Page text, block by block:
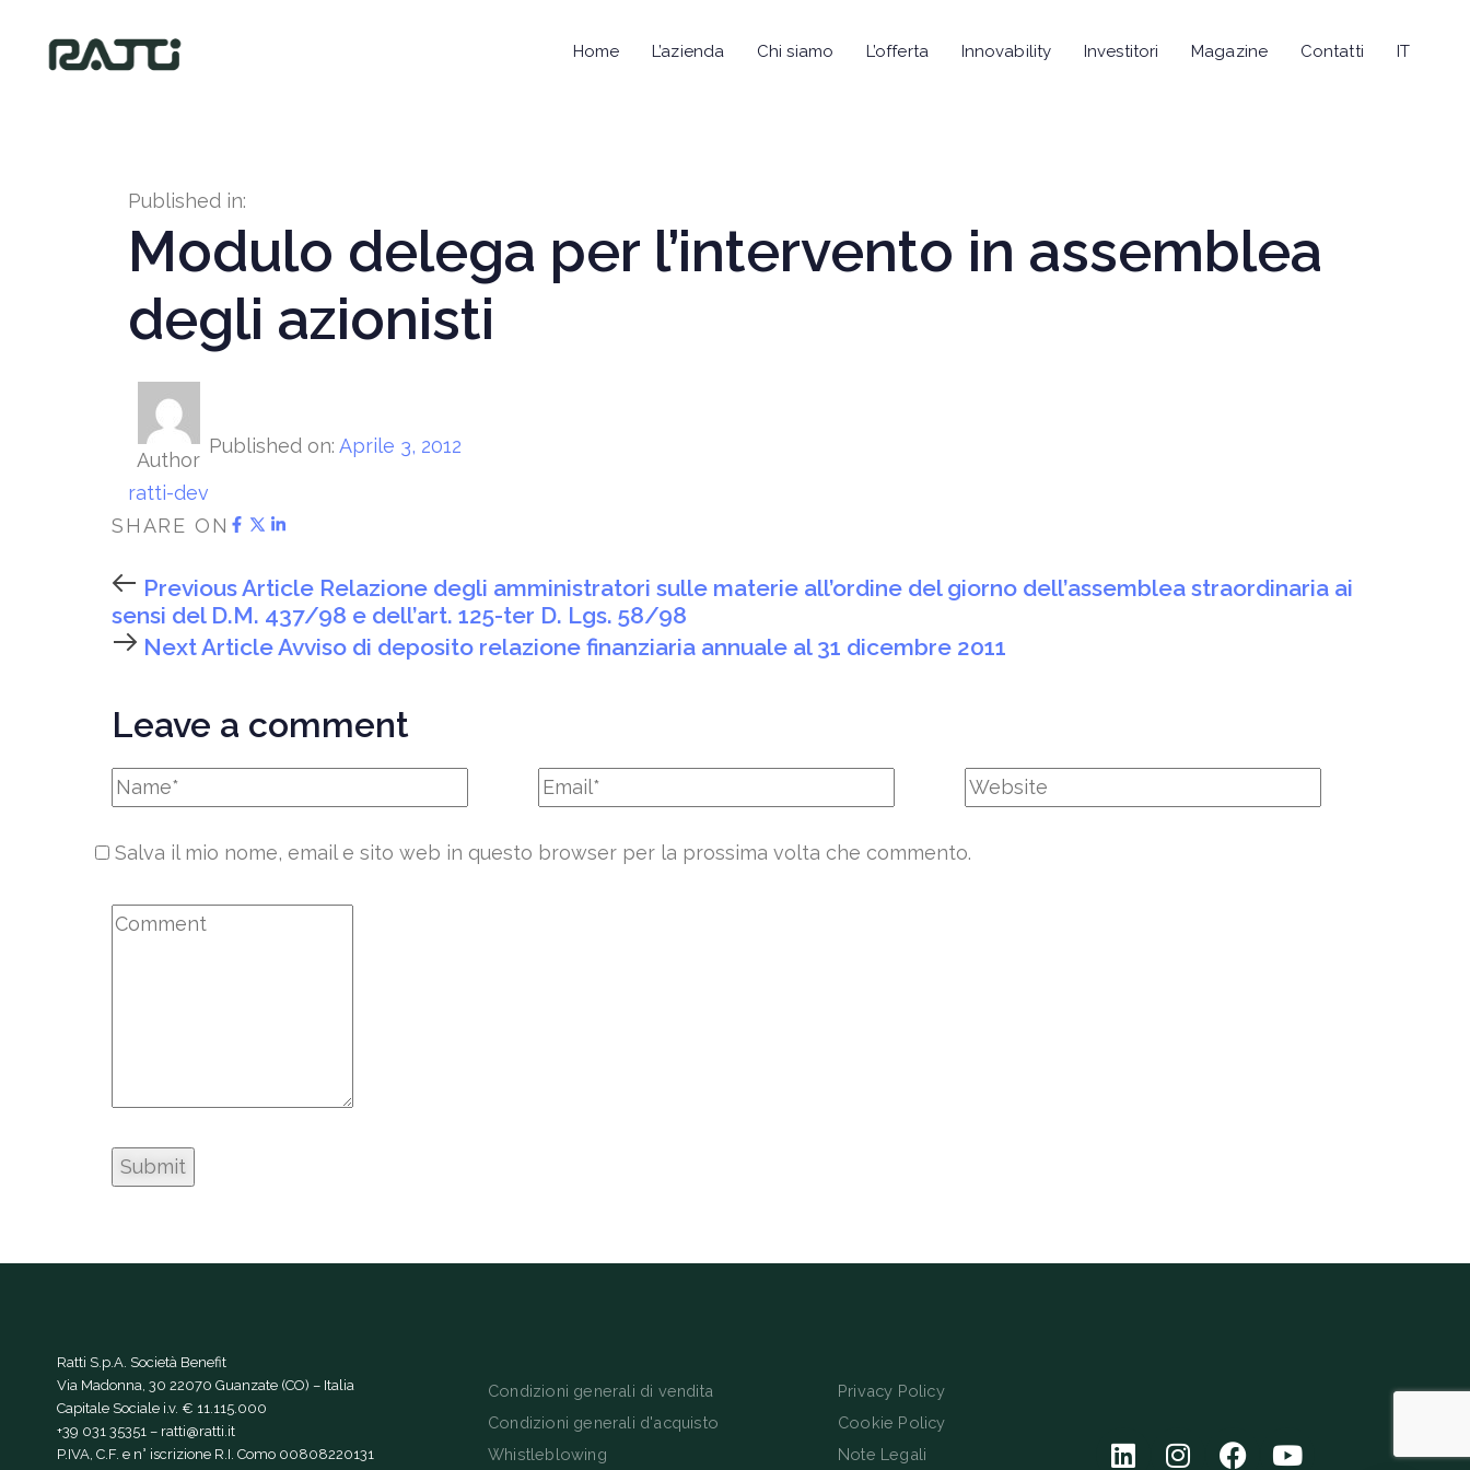
Home L’azienda Chi siamo L’offerta Innovability Investitori Magazine Contatti IT
Published in:
Modulo delega per l’intervento in assemblea
degli azionisti
Author
ratti-dev
Published on: Aprile 3, 2012
SHARE ON
Previous Article Relazione degli amministratori sulle materie all’ordine del giorno dell’assemblea straordinaria ai
sensi del D.M. 437/98 e dell’art. 125-ter D. Lgs. 58/98
Next ArticleAvviso di deposito relazione finanziaria annuale al 31 dicembre 2011
Leave a comment
Salva il mio nome, email e sito web in questo browser per la prossima volta che commento.
Ratti S.p.A. Società Benefit
Via Madonna, 30 22070 Guanzate (CO) – Italia
Capitale Sociale i.v. € 11.115.000
+39 031 35351 – ratti@ratti.it
P.IVA, C.F. e n° iscrizione R.I. Como 00808220131
Condizioni generali di vendita
Condizioni generali d'acquisto
Whistleblowing
Privacy Policy
Cookie Policy
Note Legali